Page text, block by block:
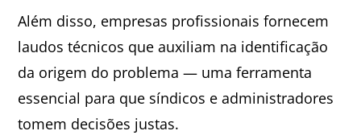
Além disso, empresas profissionais fornecem
laudos técnicos que auxiliam na identificação
da origem do problema — uma ferramenta
essencial para que síndicos e administradores
tomem decisões justas.